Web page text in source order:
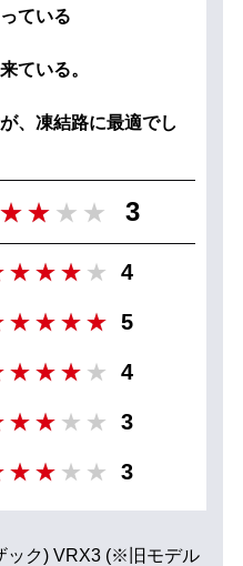
ている
ている。
、凍結路に最適でし
3
4
5
4
3
3
ック) VRX3 (※旧モデル